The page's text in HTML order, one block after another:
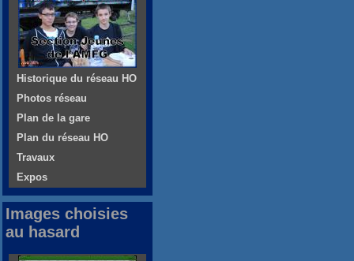
Historique du réseau HO
Photos réseau
Plan de la gare
Plan du réseau HO
Travaux
Expos
Images choisies
au hasard